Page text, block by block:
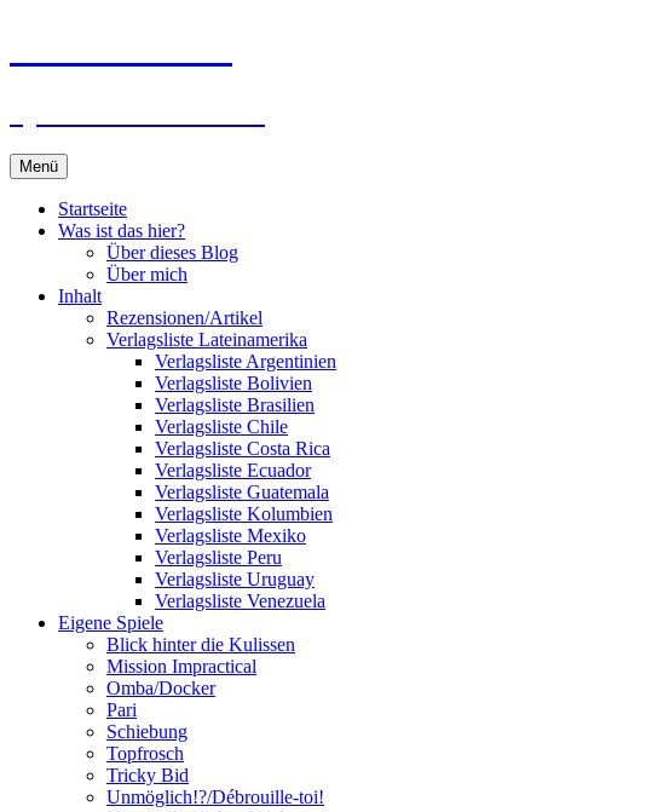
Menü
Startseite
Was ist das hier?
Über dieses Blog
Über mich
Inhalt
Rezensionen/Artikel
Verlagsliste Lateinamerika
Verlagsliste Argentinien
Verlagsliste Bolivien
Verlagsliste Brasilien
Verlagsliste Chile
Verlagsliste Costa Rica
Verlagsliste Ecuador
Verlagsliste Guatemala
Verlagsliste Kolumbien
Verlagsliste Mexiko
Verlagsliste Peru
Verlagsliste Uruguay
Verlagsliste Venezuela
Eigene Spiele
Blick hinter die Kulissen
Mission Impractical
Omba/Docker
Pari
Schiebung
Topfrosch
Tricky Bid
Unmöglich!?/Débrouille-toi!